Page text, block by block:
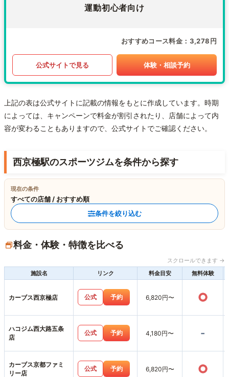
運動初心者向け
おすすめコース料金 3,278円
公式サイトで見る 体験・相談予約
上記の表は公式サイトに記載の情報をもとに作成しています。時期
によっては、キャンペーンで料金が割引されたり、店舗によって内
容が変わることもありますので、公式サイトでご確認ください。
西京極駅のスポーツジムを条件から探す
現在の条件
すべての店舗 / おすすめ順
条件を絞り込む
料金・体験・特徴を比べる
スクロールできます →
施設名
リンク 料金目安 無料体験
カーブス西京極店 公式 予約 6,820円〜 ○
ハコジム西大路五条
店
公式 予約 4,180円〜 -
カーブス京都ファミ
リー店
公式 予約 6,820円〜 ○